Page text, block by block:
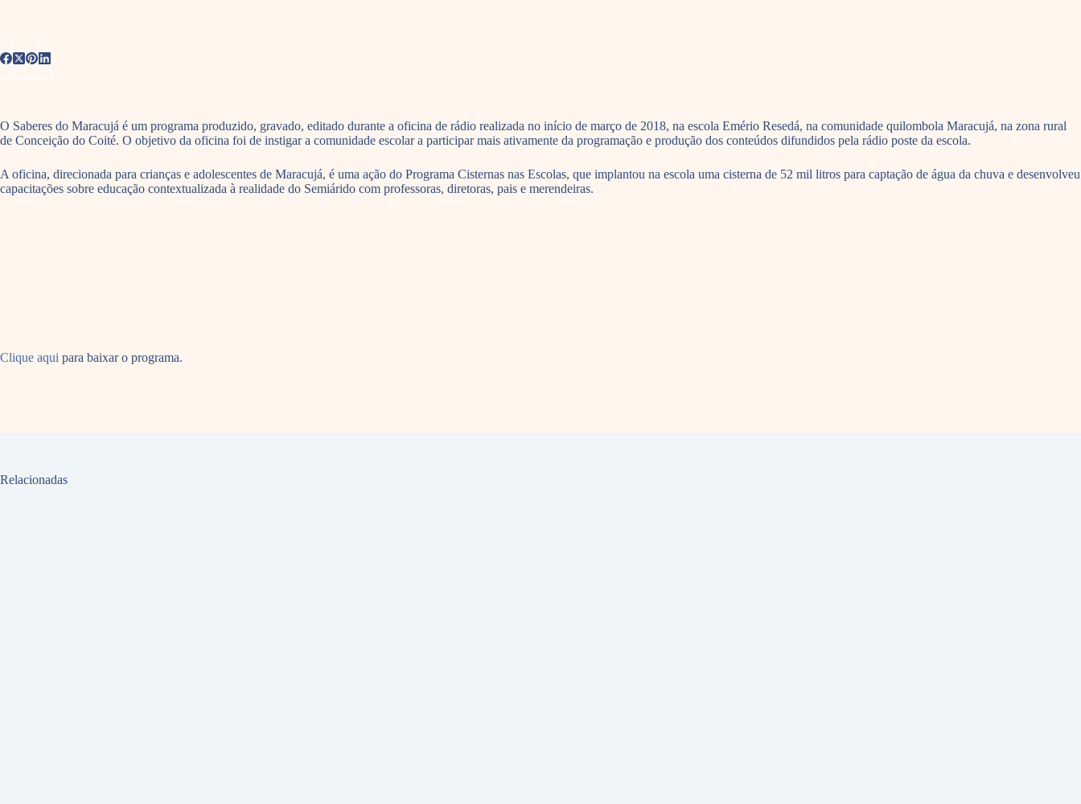
O Saberes do Maracujá é um programa produzido, gravado, editado durante a oficina de rádio realizada no início de março de 2018, na escola Emério Resedá, na comunidade quilombola Maracujá, na zona rural
de Conceição do Coité. O objetivo da oficina foi de instigar a comunidade escolar a participar mais ativamente da programação e produção dos conteúdos difundidos pela rádio poste da escola.
A oficina, direcionada para crianças e adolescentes de Maracujá, é uma ação do Programa Cisternas nas Escolas, que implantou na escola uma cisterna de 52 mil litros para captação de água da chuva e desenvolveu
capacitações sobre educação contextualizada à realidade do Semiárido com professoras, diretoras, pais e merendeiras.
Clique aqui para baixar o programa.
Relacionadas